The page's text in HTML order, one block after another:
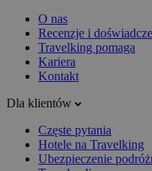
O nas
Recenzje i
Travelking pomaga
Kariera
Kontakt
Dla klientów
Częste pytania
Hotele na Travelking
Ubezpieczenie